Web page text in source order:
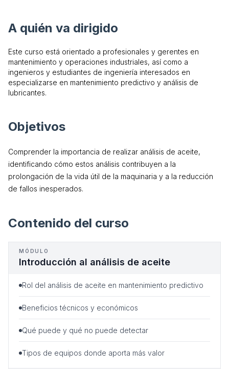
A quién va dirigido
Este curso está orientado a profesionales y gerentes en
mantenimiento y operaciones industriales, así como a
ingenieros y estudiantes de ingeniería interesados en
especializarse en mantenimiento predictivo y análisis de
lubricantes.
Objetivos
Comprender la importancia de realizar análisis de aceite,
identificando cómo estos análisis contribuyen a la
prolongación de la vida útil de la maquinaria y a la reducción
de fallos inesperados.
Contenido del curso
MÓDULO
Introducción al análisis de aceite
Rol del análisis de aceite en mantenimiento predictivo
Beneficios técnicos y económicos
Qué puede y qué no puede detectar
Tipos de equipos donde aporta más valor